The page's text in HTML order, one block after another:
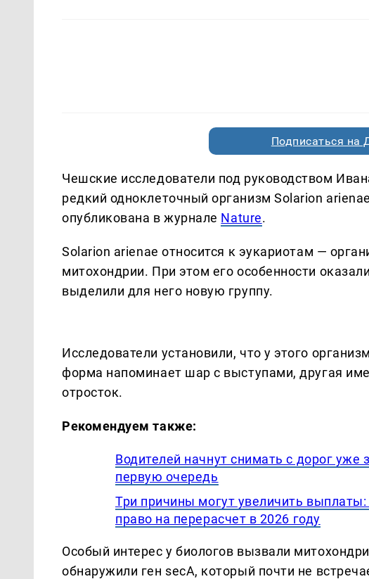
Подписаться на
Чешские исследователи под руководством
редкий одноклеточный организм Solarion
опубликована в журнале Nature.
Solarion arienae относится к эукариотам —
митохондрии. При этом его особенности
выделили для него новую группу.
Исследователи установили, что у этого
форма напоминает шар с выступами, другая
отросток.
Рекомендуем также:
Водителей начнут снимать с дорог уже
первую очередь
Три причины могут увеличить
право на перерасчет в 2026 году
Особый интерес у биологов вызвали
обнаружили ген secA, который почти не